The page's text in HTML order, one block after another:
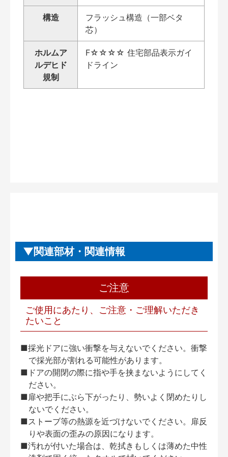
構造
フラッシュ構造（一部ベタ
芯）
ホルムア
ルデヒド
規制
F☆☆☆☆ 住宅部品表示ガイ
ドライン
関連部材・関連情報
ご注意
ご使用にあたり、ご注意・ご理解いただき
たいこと
■採光ドアに強い衝撃を与えないでください。衝撃
で採光部が割れる可能性があります。
■ドアの開閉の際に指や手を挟まないようにしてく
ださい。
■扉や把手にぶら下がったり、勢いよく閉めたりし
ないでください。
■ストーブ等の熱源を近づけないでください。扉反
りや表面の歪みの原因になります。
■汚れが付いた場合は、乾拭きもしくは薄めた中性